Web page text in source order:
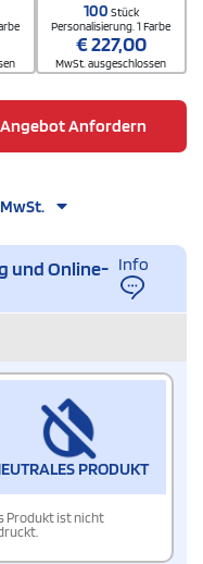
100 Stück
Personalisierung. 1 Farbe
€227,00
MwSt. ausgeschlossen
Angebot Anfordern
und Online- Info
PRODUKT
Produkt ist nicht